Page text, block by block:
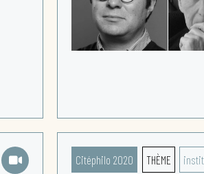
Citéphilo 2020 THÈME